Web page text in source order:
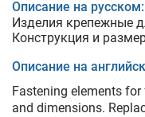
Описание на русском:
Изделия крепежные
Конструкция и
Описание на
Fastening elements
and dimensions.